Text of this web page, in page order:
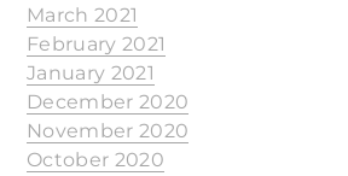
March 2021
February 2021
January 2021
December 2020
November 2020
October 2020